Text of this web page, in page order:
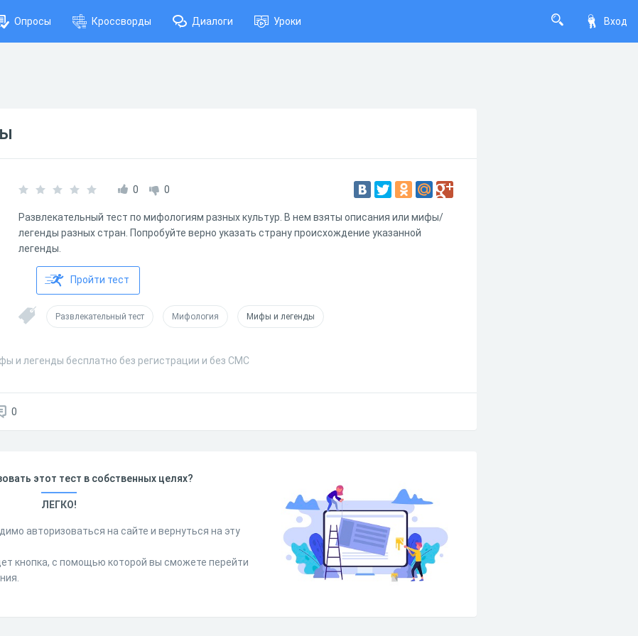
Вход
Опросы Кроссворды Диалоги Уроки
0 0
Развлекательный тест по мифологиям разных культур. В нем взяты описания или мифы/
легенды разных стран. Попробуйте верно указать страну происхождение указанной
легенды.
Пройти тест
Развлекательный тест Мифология Мифы и легенды
и легенды бесплатно без регистрации и без СМС
0
этот тест в собственных целях?
ЛЕГКО!
авторизоваться на сайте и вернуться на эту
кнопка, с помощью которой вы сможете перейти